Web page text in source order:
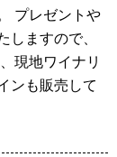
プレゼントや
しますので、
現地ワイナリ
ンも販売して